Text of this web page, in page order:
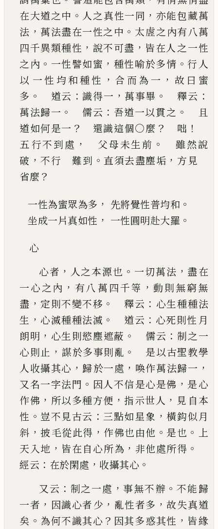
在大道之中 。 人之真性一同 ， 亦能包藏萬
法 ， 萬法盡在一性之中 。 太虗之內有八萬
四千異類種性 ， 說不可盡 ， 皆在人之一性
之內 。 一性譬如蜜 ， 種性喻於多情 。 行人
以 一性均和種性 ， 合而為一 ， 故曰蜜
多 。 道云 ： 識得一 ， 萬事畢 。 釋云 ：
萬法歸一 。 儒云 ： 吾道一以貫之 。
且
道如何是一 ？ 還識這個○麼 ？ 咄 ！
五行不到處 ， 父母未生前 。
雖然說
破 ， 不行 難到 。 直須去盡塵垢 ， 方見
省麼 ？
一性為蜜眾為多 ， 先將覺性普均和 。
坐成一片真如性 ， 一性圓明赴大羅 。
心
心者 ， 人之本源也 。 一切萬法 ， 盡在
一心之內 ， 有八 萬四千等 ， 動則無窮無
盡 ， 定則不變不移 。 釋云 ： 心生種種法
生 ， 心滅種種法滅 。 道云 ： 心死則性 月
朗明 ， 心生則慾塵遮蔽 。 儒云 ： 制之一
心則止 ， 謀於多事則亂 。
是以古聖教學
人收攝其心 ， 歸於一處 ， 喚作萬法歸一 ，
又名一字法門 。 因人不信是心是佛 ， 是心
作佛 ， 所以多種方便 ， 指示世人 ， 見 自本
性 。 豈不見古云 ： 三點如星象 ， 橫鈎似月
斜 ， 披毛從此得 ， 作佛也由他 。 是也 。
上
天入地 ， 皆在自心所為 ， 非他處所得 。
經云 ： 在於閑處 ， 收攝其心 。
又云 ： 制之一處 ， 事無不辦 。 不能歸
一者 ， 因識心者少 ， 亂性者多 ， 故失真道
矣 。 為何不識其心 ？ 因其多惑其性 ， 皆緣